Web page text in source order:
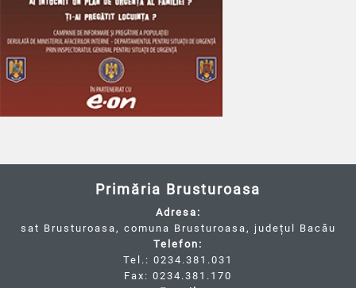
Primăria Brusturoasa
Adresa:
sat Brusturoasa, comuna Brusturoasa, județul Bacău
Telefon:
Tel.: 0234.381.031
Fax: 0234.381.170